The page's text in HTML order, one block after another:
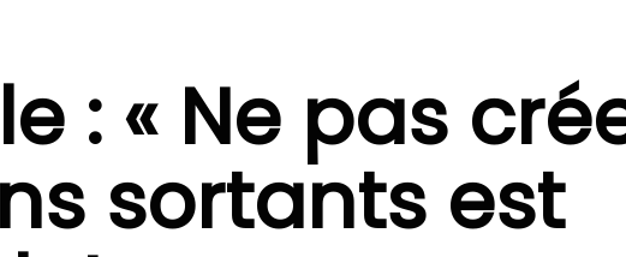
: « Ne pas
sortants est